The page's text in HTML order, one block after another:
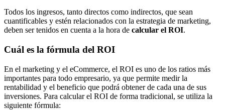
Todos los ingresos, tanto directos como indirectos, que sean
cuantificables y estén relacionados con la estrategia de marketing,
deben ser tenidos en cuenta a la hora de calcular el ROI.
Cuál es la fórmula del ROI
En el marketing y el eCommerce, el ROI es uno de los ratios más
importantes para todo empresario, ya que permite medir la
rentabilidad y el beneficio que podrá obtener de cada una de sus
inversiones. Para calcular el ROI de forma tradicional, se utiliza la
siguiente fórmula: